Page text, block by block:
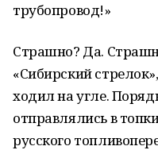
трубопровод!»
Страшно? Да.
«Сибирский
ходил на угле.
отправлялись в
русского